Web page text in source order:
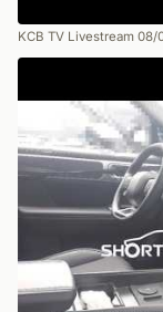
KCB TV Livestream 08/